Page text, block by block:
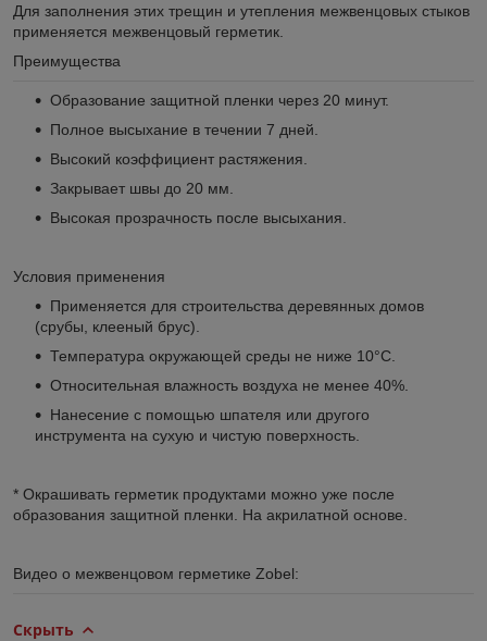
Для заполнения этих трещин и утепления межвенцовых стыков
применяется межвенцовый герметик.
Преимущества
Образование защитной пленки через 20 минут.
Полное высыхание в течении 7 дней.
Высокий коэффициент растяжения.
Закрывает швы до 20 мм.
Высокая прозрачность после высыхания.
Условия применения
Применяется для строительства деревянных домов
(срубы, клееный брус).
Температура окружающей среды не ниже 10°С.
Относительная влажность воздуха не менее 40%.
Нанесение с помощью шпателя или другого
инструмента на сухую и чистую поверхность.
* Окрашивать герметик продуктами можно уже после
образования защитной пленки. На акрилатной основе.
Видео о межвенцовом герметике Zobel:
Скрыть